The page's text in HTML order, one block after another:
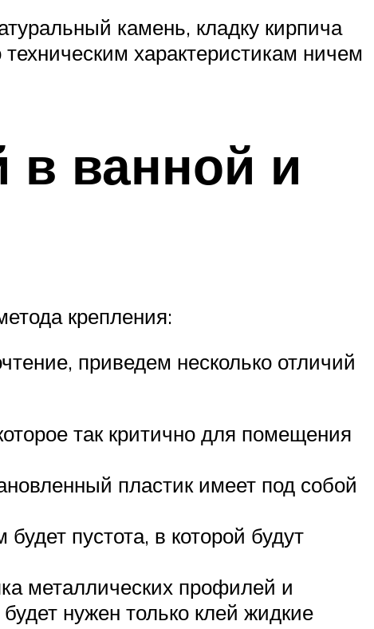
камень, кладку кирпича
характеристикам ничем
в ванной и
крепления:
приведем несколько отличий
так критично для помещения
пластик имеет под собой
пустота, в которой будут
металлических профилей и
нужен только клей жидкие